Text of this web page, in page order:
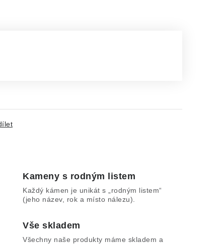
Kameny s rodným listem
Každý kámen je unikát s „rodným listem“
(jeho název, rok a místo nálezu).
Vše skladem
Všechny naše produkty máme skladem a